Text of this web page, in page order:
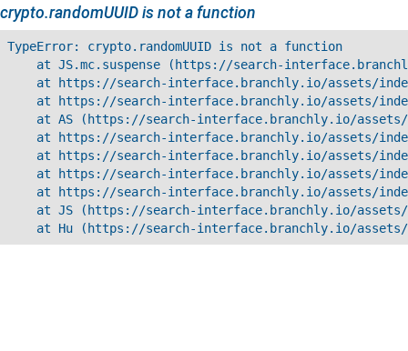
crypto.randomUUID is not a function
TypeError: crypto.randomUUID is not a function
at JS.mc.suspense (https://search-
at https://search-interface.branchly.io/assets/
at https://search-interface.branchly.io/assets/
at AS (https://search-interface.branchly.io/
at https://search-interface.branchly.io/assets/
at https://search-interface.branchly.io/assets/
at https://search-interface.branchly.io/assets/
at https://search-interface.branchly.io/assets/
at JS (https://search-interface.branchly.io/
at Hu (https://search-interface.branchly.io/